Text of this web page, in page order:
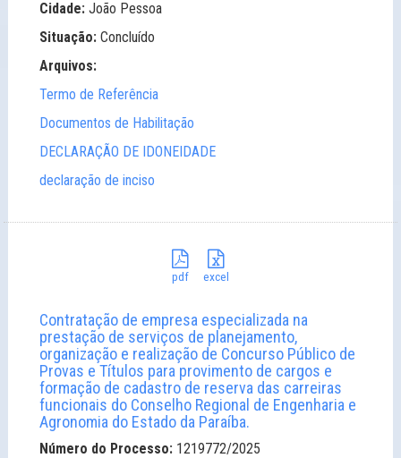
Cidade: João Pessoa
Situação: Concluído
Arquivos:
Termo de Referência
Documentos de Habilitação
DECLARAÇÃO DE IDONEIDADE
declaração de inciso
pdf excel
Contratação de empresa especializada na
prestação de serviços de planejamento,
organização e realização de Concurso Público de
Provas e Títulos para provimento de cargos e
formação de cadastro de reserva das carreiras
funcionais do Conselho Regional de Engenharia e
Agronomia do Estado da Paraíba.
Número do Processo: 1219772/2025